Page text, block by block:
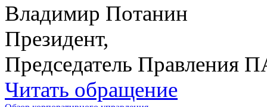
Владимир Потанин
Президент,
Председатель Правления
Читать обращение